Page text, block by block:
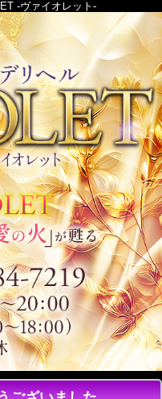
-ヴァイオレット-